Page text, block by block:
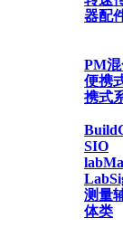
器配
PM混
便携
携式
SIO
lab
Lab
测量
体类